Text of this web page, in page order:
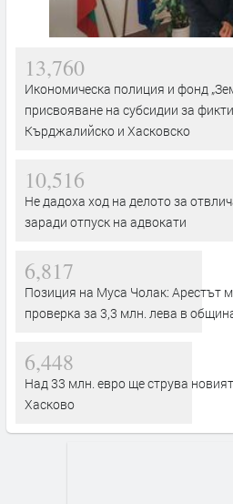
13,760
Икономическа полиция и фонд
присвояване на субсидии за
Кърджалийско и Хасковско
10,516
Не дадоха ход на делото за
заради отпуск на адвокати
6,817
Позиция на Муса Чолак: Арестът
проверка за 3,3 млн. лева в
6,448
Над 33 млн. евро ще струва
Хасково